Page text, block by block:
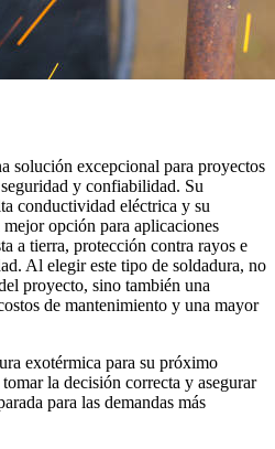
solución excepcional para proyectos
y confiabilidad. Su
conductividad eléctrica y su
opción para aplicaciones
a tierra, protección contra rayos e
Al elegir este tipo de soldadura, no
proyecto, sino también una
de mantenimiento y una mayor
exotérmica para su próximo
la decisión correcta y asegurar
para las demandas más